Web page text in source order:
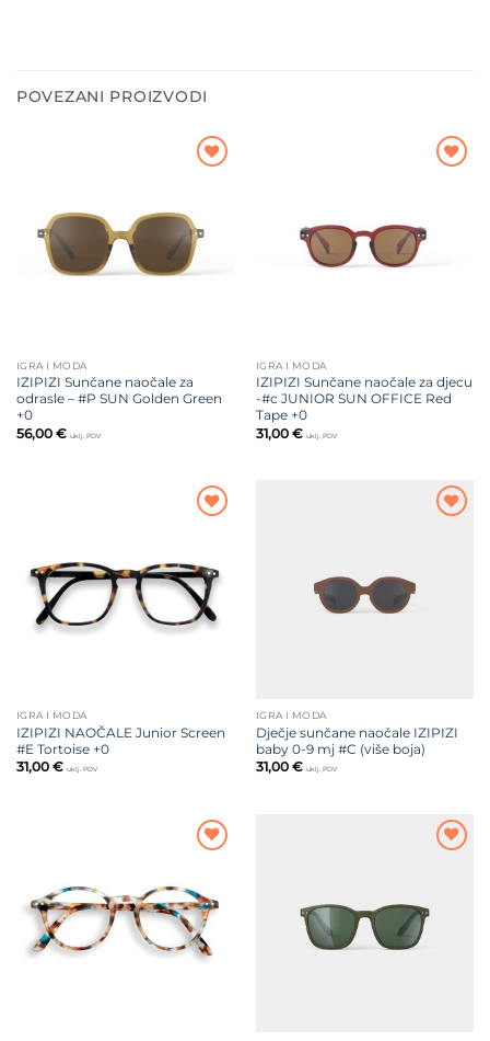
POVEZANI PROIZVODI
IGRA I MODA
IZIPIZI Sunčane naočale za
odrasle – #P SUN Golden Green
+0
56,00 € uklj. PDV
IGRA I MODA
IZIPIZI Sunčane naočale za djecu
-#c JUNIOR SUN OFFICE Red
Tape +0
31,00 € uklj. PDV
IGRA I MODA
IZIPIZI NAOČALE Junior Screen
#E Tortoise +0
31,00 € uklj. PDV
IGRA I MODA
Dječje sunčane naočale IZIPIZI
baby 0-9 mj #C (više boja)
31,00 € uklj. PDV
želja